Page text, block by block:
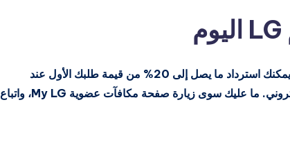
إذا كنت ترغب في توفير المال على منتجات LG اليوم، يمكنك استرداد ما يصل إلى 20% من قيمة طلبك الأول عند
الاشتراك في برنامج مكافآت LG باستخدام بريدك الإلكتروني. ما عليك سوى زيارة صفحة مكافآت عضوية My LG، واتباع